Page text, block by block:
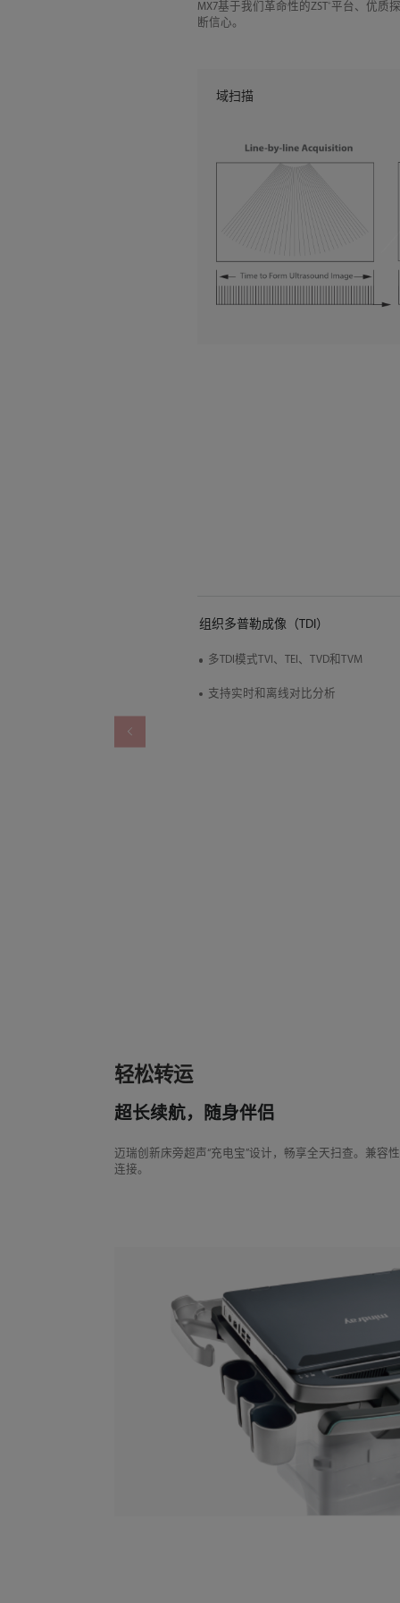
MX7基于我们革命性的ZST +平台、优质
断信心。
域扫描
组织多普勒成像（TDI）
多TDI模式TVI、TEI、TVD和TVM
支持实时和离线对比分析
轻松转运
超长续航，随身伴侣
迈瑞创新床旁超声“充电宝”设计，畅享全天扫查。兼容
连接。